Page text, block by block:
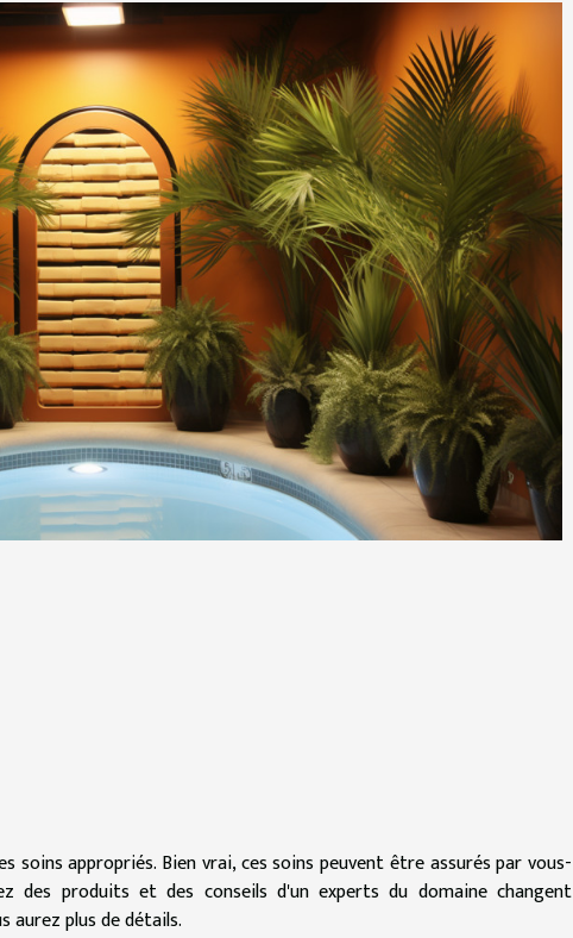
soins appropriés. Bien vrai, ces soins peuvent être assurés par vous-
des produits et des conseils d'un experts du domaine changent
aurez plus de détails.